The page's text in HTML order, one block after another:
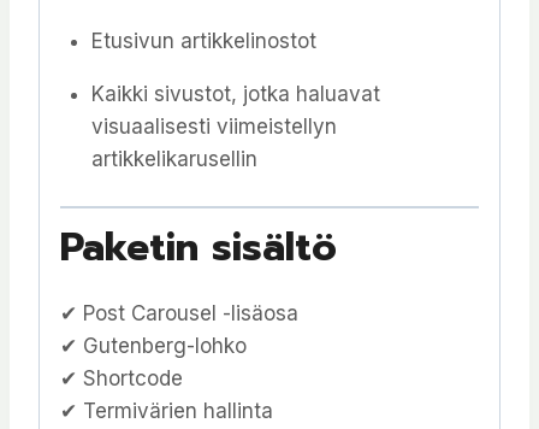
Etusivun artikkelinostot
Kaikki sivustot, jotka haluavat
visuaalisesti viimeistellyn
artikkelikarusellin
Paketin sisältö
✔ Post Carousel -lisäosa
✔ Gutenberg-lohko
✔ Shortcode
✔ Termivärien hallinta